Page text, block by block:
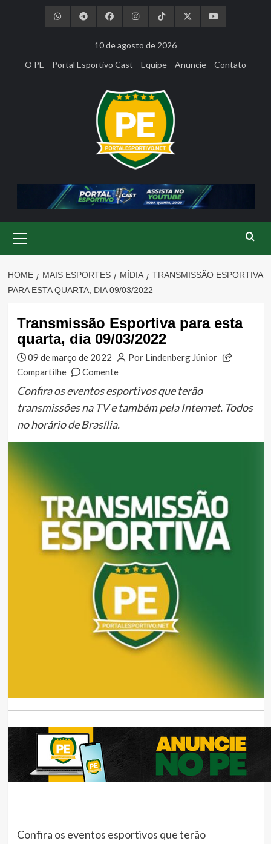
10 de agosto de 2026
O PE
Portal Esportivo Cast Equipe Anuncie Contato
Menu
HOME MAIS ESPORTES MÍDIA
TRANSMISSÃO ESPORTIVA
PARA ESTA QUARTA, DIA 09/03/2022
Transmissão Esportiva para esta
quarta, dia 09/03/2022
09 de março de 2022
Por Lindenberg Júnior
Compartilhe
Comente
Confira os eventos esportivos que terão
transmissões na TV e também pela Internet. Todos
no horário de Brasília.
Confira os eventos esportivos que terão